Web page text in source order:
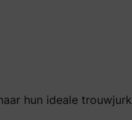
hun ideale